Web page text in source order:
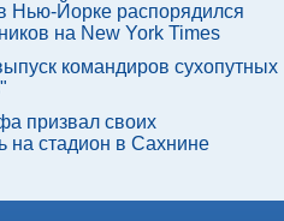
Нью-Йорке распорядился
на New York Times
командиров сухопутных
призвал своих
на стадион в Сахнине